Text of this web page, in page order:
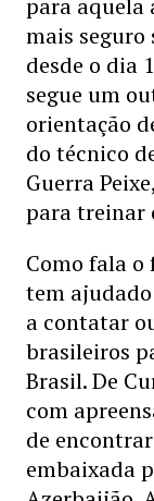
para aquela
mais seguro
desde o dia
segue um
orientação
do técnico
Guerra
para treinar
Como fala o
tem
a contatar
brasileiros
Brasil. De
com
de
embaixada